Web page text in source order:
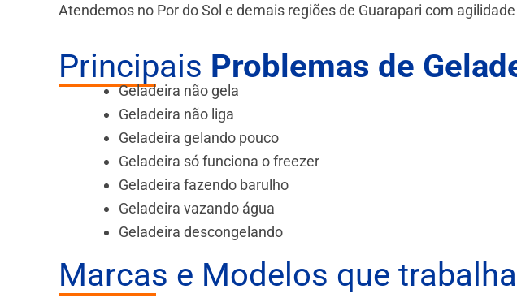
Atendemos no Por do Sol e demais regiões de Guarapari com
Principais Problemas de
Geladeira não gela
Geladeira não liga
Geladeira gelando pouco
Geladeira só funciona o freezer
Geladeira fazendo barulho
Geladeira vazando água
Geladeira descongelando
Marcas e Modelos que